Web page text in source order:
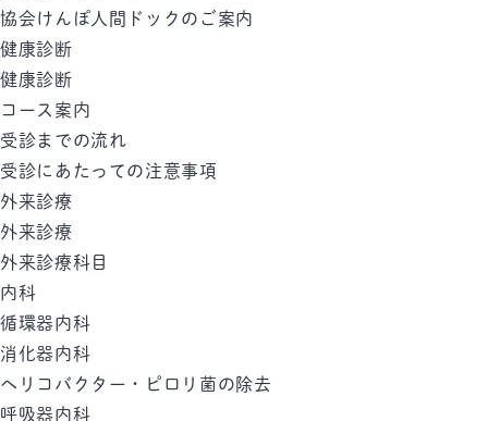
協会けんぽ人間ドックのご案内
健康診断
健康診断
コース案内
受診までの流れ
受診にあたっての注意事項
外来診療
外来診療
外来診療科目
内科
循環器内科
消化器内科
ヘリコバクター・ピロリ菌の除去
呼吸器内科